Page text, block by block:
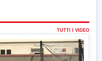
TUTTI I VIDEO